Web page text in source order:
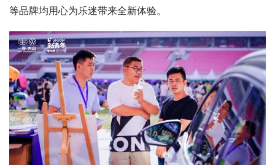
等品牌均用心为乐迷带来全新体验。